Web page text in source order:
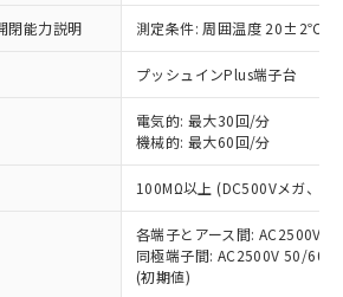
閉能力説明 測定条件: 周囲温度 20±2℃、
プッシュインPlus端子台
電気的: 最大30回/分
機械的: 最大60回/分
100MΩ以上 (DC500Vメガ、点
各端子とアース間: AC2500V
同極端子間: AC2500V 50/
(初期値)
。
ビスは、当社制御機器事業取扱
当社在庫状況および標準価格
を提供させていただくもので
御機器事業取扱商品の中には、
ビスの対象外となる商品もある
ご了承ください。
況および標準価格照会結果は、
：EU RoHS指令（10物質）の
応の商品で、対応品を出す予
。
：EU RoHS指令（10物質）の
状況を調査中または確認中の
関係のない商品です。
情により、非含有部品として
含有品と判明した場合などや
することがあります。
表
均質材料含有率が中国RoHSの
あることを示します。
均質材料含有率が中国RoHSの
ていることを示します。
認です。当社販売部門へお問
、これら貴社製品のうち、外国
よび外国貿易法に定める商品